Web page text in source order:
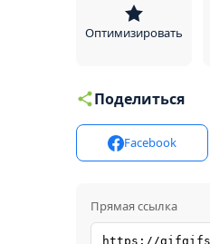
Оптимизировать
Поделиться
Facebook
Прямая ссылка